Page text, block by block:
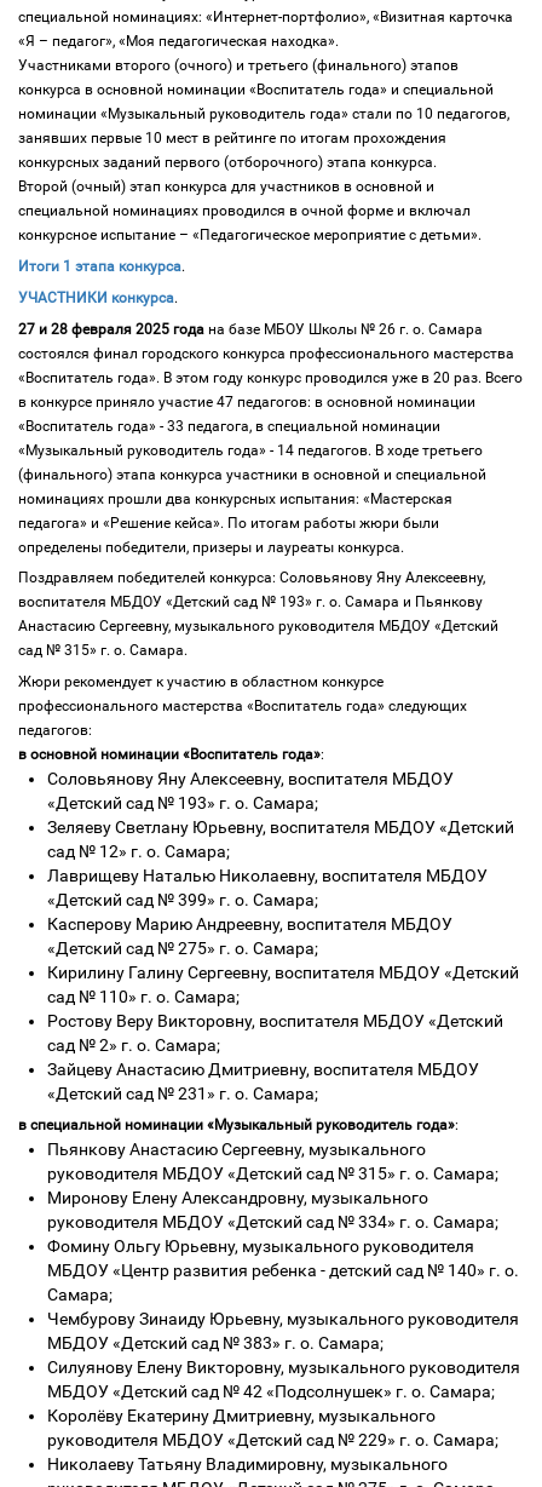
специальной номинациях: «Интернет-портфолио», «Визитная карточка
«Я – педагог», «Моя педагогическая находка».
Участниками второго (очного) и третьего (финального) этапов
конкурса в основной номинации «Воспитатель года» и специальной
номинации «Музыкальный руководитель года» стали по 10 педагогов,
занявших первые 10 мест в рейтинге по итогам прохождения
конкурсных заданий первого (отборочного) этапа конкурса.
Второй (очный) этап конкурса для участников в основной и
специальной номинациях проводился в очной форме и включал
конкурсное испытание – «Педагогическое мероприятие с детьми».
Итоги 1 этапа конкурса.
УЧАСТНИКИ конкурса.
27 и 28 февраля 2025 года на базе МБОУ Школы № 26 г. о. Самара
состоялся финал городского конкурса профессионального мастерства
«Воспитатель года». В этом году конкурс проводился уже в 20 раз. Всего
в конкурсе приняло участие 47 педагогов: в основной номинации
«Воспитатель года» - 33 педагога, в специальной номинации
«Музыкальный руководитель года» - 14 педагогов. В ходе третьего
(финального) этапа конкурса участники в основной и специальной
номинациях прошли два конкурсных испытания: «Мастерская
педагога» и «Решение кейса». По итогам работы жюри были
определены победители, призеры и лауреаты конкурса.
Поздравляем победителей конкурса: Соловьянову Яну Алексеевну,
воспитателя МБДОУ «Детский сад № 193» г. о. Самара и Пьянкову
Анастасию Сергеевну, музыкального руководителя МБДОУ «Детский
сад № 315» г. о. Самара.
Жюри рекомендует к участию в областном конкурсе
профессионального мастерства «Воспитатель года» следующих
педагогов:
в основной номинации «Воспитатель года»:
Соловьянову Яну Алексеевну, воспитателя МБДОУ
«Детский сад № 193» г. о. Самара;
Зеляеву Светлану Юрьевну, воспитателя МБДОУ «Детский
сад № 12» г. о. Самара;
Лаврищеву Наталью Николаевну, воспитателя МБДОУ
«Детский сад № 399» г. о. Самара;
Касперову Марию Андреевну, воспитателя МБДОУ
«Детский сад № 275» г. о. Самара;
Кирилину Галину Сергеевну, воспитателя МБДОУ «Детский
сад № 110» г. о. Самара;
Ростову Веру Викторовну, воспитателя МБДОУ «Детский
сад № 2» г. о. Самара;
Зайцеву Анастасию Дмитриевну, воспитателя МБДОУ
«Детский сад № 231» г. о. Самара;
в специальной номинации «Музыкальный руководитель года»:
Пьянкову Анастасию Сергеевну, музыкального
руководителя МБДОУ «Детский сад № 315» г. о. Самара;
Миронову Елену Александровну, музыкального
руководителя МБДОУ «Детский сад № 334» г. о. Самара;
Фомину Ольгу Юрьевну, музыкального руководителя
МБДОУ «Центр развития ребенка - детский сад № 140» г. о.
Самара;
Чембурову Зинаиду Юрьевну, музыкального руководителя
МБДОУ «Детский сад № 383» г. о. Самара;
Силуянову Елену Викторовну, музыкального руководителя
МБДОУ «Детский сад № 42 «Подсолнушек» г. о. Самара;
Королёву Екатерину Дмитриевну, музыкального
руководителя МБДОУ «Детский сад № 229» г. о. Самара;
Николаеву Татьяну Владимировну, музыкального